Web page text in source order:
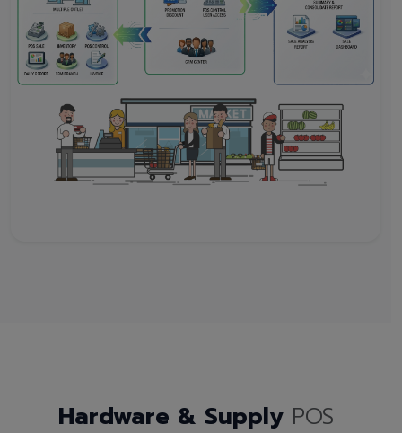
Hardware & Supply POS